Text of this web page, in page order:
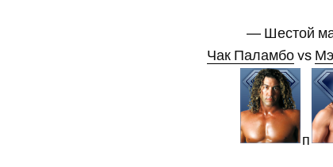
— Шестой
Чак Паламбоvs
п